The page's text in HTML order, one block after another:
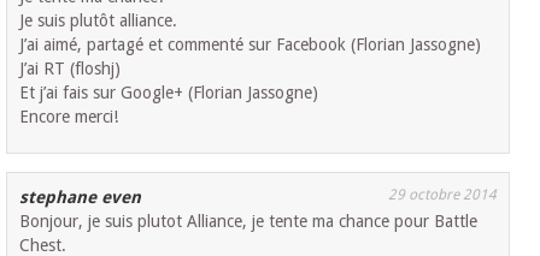
Je suis plutôt alliance.
J’ai aimé, partagé et commenté sur Facebook (Florian Jassogne)
J’ai RT (floshj)
Et j’ai fais sur Google+ (Florian Jassogne)
Encore merci!
stephane even 29 octobre 2014
Bonjour, je suis plutot Alliance, je tente ma chance pour Battle
Chest.